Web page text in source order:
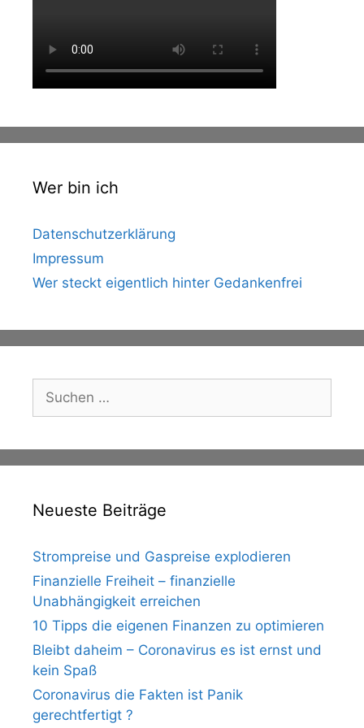
Wer bin ich
Datenschutzerklärung
Impressum
Wer steckt eigentlich hinter Gedankenfrei
nach:
Neueste Beiträge
Strompreise und Gaspreise explodieren
Finanzielle Freiheit – finanzielle
Unabhängigkeit erreichen
10 Tipps die eigenen Finanzen zu optimieren
Bleibt daheim – Coronavirus es ist ernst und
kein Spaß
Coronavirus die Fakten ist Panik
gerechtfertigt ?